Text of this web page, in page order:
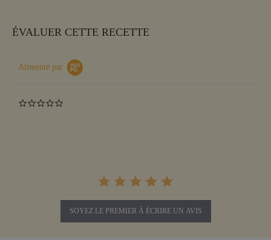
ÉVALUER CETTE RECETTE
Alimenté par
SOYEZ LE PREMIER À ÉCRIRE UN AVIS